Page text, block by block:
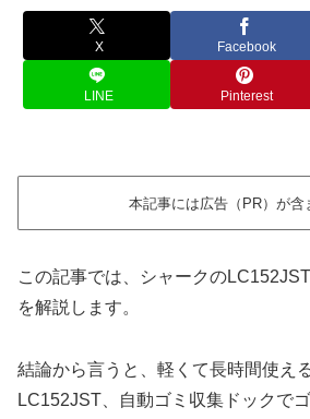
X Facebook
LINE Pinterest
本記事には広告（PR）が含
この記事では、シャークの
を解説します。
結論から言うと、軽くて長時間使え
LC152JST、自動ゴミ収集ドックで